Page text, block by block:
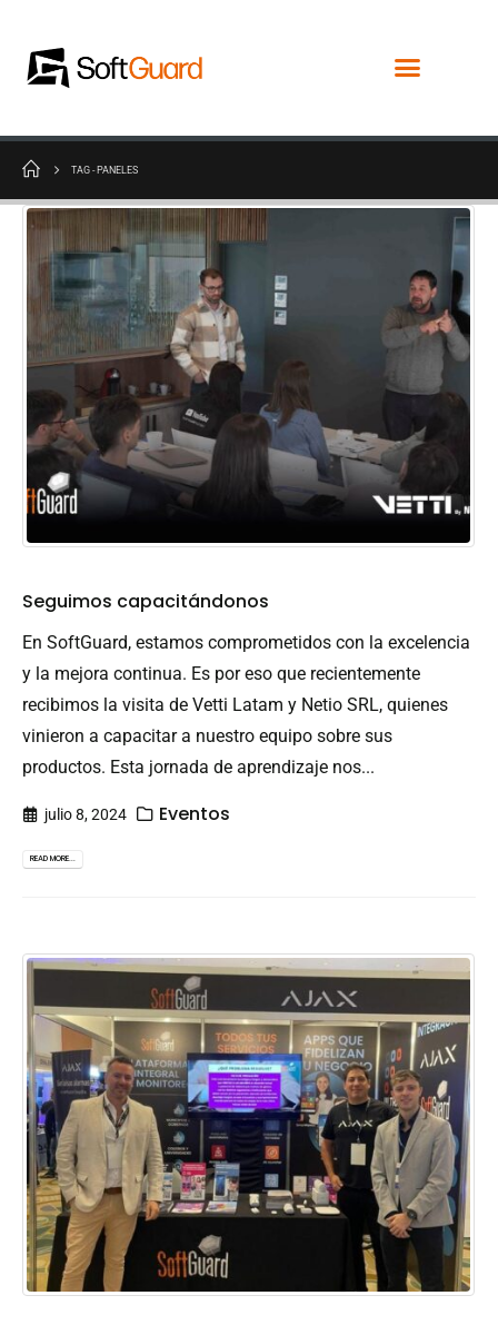
TAG - PANELES
Seguimos capacitándonos
En SoftGuard, estamos comprometidos con la excelencia
y la mejora continua. Es por eso que recientemente
recibimos la visita de Vetti Latam y Netio SRL, quienes
vinieron a capacitar a nuestro equipo sobre sus
productos. Esta jornada de aprendizaje nos...
julio 8, 2024 Eventos
READ MORE...